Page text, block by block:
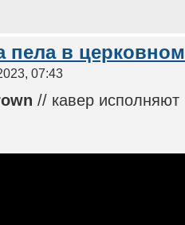
пела в
07:43
// кавер